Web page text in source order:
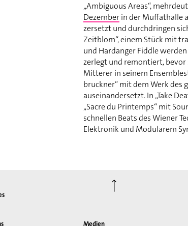
„Ambiguous Areas“,
Dezemberin der Muffathalle
zersetzt und durchdringen
Zeitblom“, einem Stück mit
und Hardanger Fiddle
zerlegt und remontiert,
Mitterer in seinem
bruckner“ mit dem Werk des
auseinandersetzt. In „Take
„Sacre du Printemps“ mit
schnellen Beats des Wiener
Elektronik und Modularem
⟶
Medien